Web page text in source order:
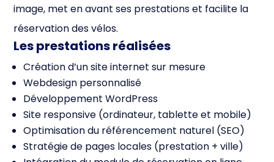
image, met en avant ses prestations et facilite la
réservation des vélos.
Les prestations réalisées
Création d’un site internet sur mesure
Webdesign personnalisé
Développement WordPress
Site responsive (ordinateur, tablette et mobile)
Optimisation du référencement naturel (SEO)
Stratégie de pages locales (prestation + ville)